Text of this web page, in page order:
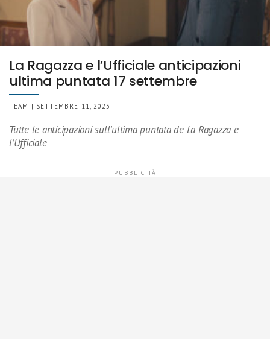
La Ragazza e l’Ufficiale anticipazioni
ultima puntata 17 settembre
TEAM | SETTEMBRE 11, 2023
Tutte le anticipazioni sull’ultima puntata de La Ragazza e
l’Ufficiale